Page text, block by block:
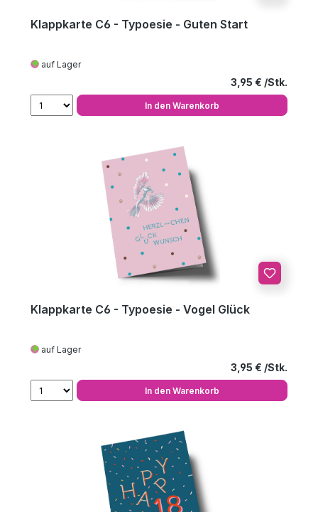
Klappkarte C6 - Typoesie - Guten Start
auf Lager
Regulärer
3,95 €
In den Warenkorb
Klappkarte C6 - Typoesie - Vogel Glück
auf Lager
Regulärer
3,95 €
In den Warenkorb